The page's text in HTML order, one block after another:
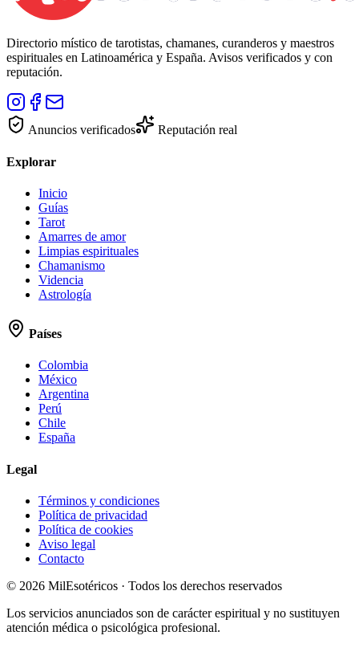
Directorio místico de tarotistas, chamanes, curanderos y maestros
espirituales en Latinoamérica y España. Avisos verificados y con
reputación.
Anuncios verificados Reputación real
Explorar
Inicio
Guías
Tarot
Amarres de amor
Limpias espirituales
Chamanismo
Videncia
Astrología
Países
Colombia
México
Argentina
Perú
Chile
España
Legal
Términos y condiciones
Política de privacidad
Política de cookies
Aviso legal
Contacto
© 2026 MilEsotéricos · Todos los derechos reservados
Los servicios anunciados son de carácter espiritual y no sustituyen
atención médica o psicológica profesional.